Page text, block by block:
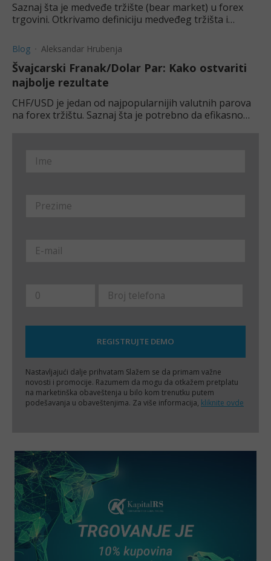
Saznaj šta je medveđe tržište (bear market) u forex
trgovini. Otkrivamo definiciju medveđeg tržišta i
obzir.
Blog Aleksandar Hrubenja
Švajcarski Franak/Dolar Par: Kako ostvariti
najbolje rezultate
CHF/USD je jedan od najpopularnijih valutnih parova
na forex tržištu. Saznaj šta je potrebno da efikasno
Nastavljajući dalje prihvatam Slažem se da primam važne
novosti i promocije. Razumem da mogu da otkažem pretplatu
na marketinška obaveštenja u bilo kom trenutku putem
podešavanja u obaveštenjima. Za više informacija, kliknite ovde